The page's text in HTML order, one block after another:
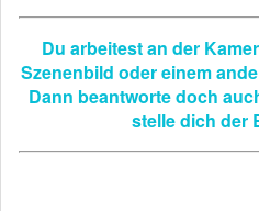
Du arbeitest an der
Szenenbild oder einem
Dann beantworte doch
stelle dich der